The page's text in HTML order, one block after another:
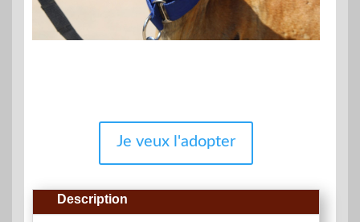
Je veux l'adopter
Description